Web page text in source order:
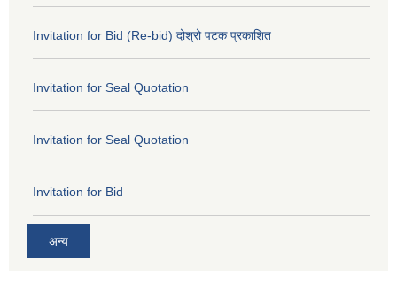
Invitation for Bid (Re-bid) दोश्रो पटक प्रकाशित
Invitation for Seal Quotation
Invitation for Seal Quotation
Invitation for Bid
अन्य